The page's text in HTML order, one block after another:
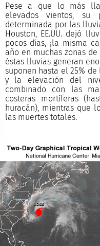
Pese a que lo más
elevados vientos, su
determinada por las
Houston, EE.UU. dejó
pocos días, ¡la misma
año en muchas zonas
éstas lluvias generan
suponen hasta el 25%
y la elevación del
combinado con las
costeras mortíferas
huracán), mientras que
las muertes totales.